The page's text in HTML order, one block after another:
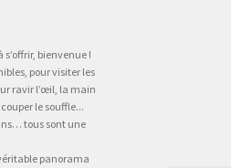
bienvenue !
pour visiter les
ravir l’œil, la main
le souffle...
tous sont une
panorama